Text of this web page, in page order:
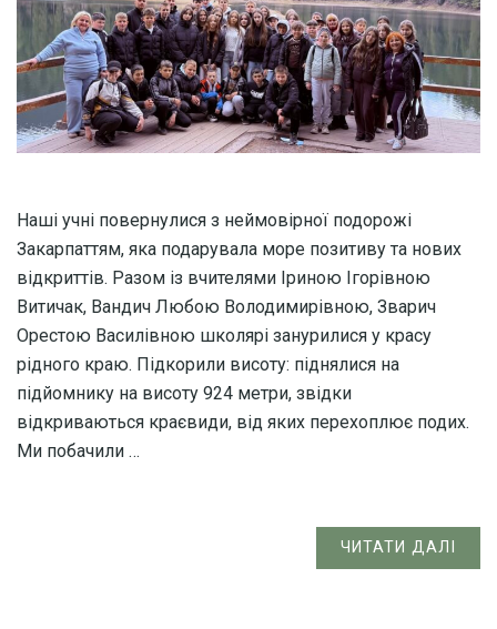
Наші учні повернулися з неймовірної подорожі
Закарпаттям, яка подарувала море позитиву та нових
відкриттів. Разом із вчителями Іриною Ігорівною
Витичак, Вандич Любою Володимирівною, Зварич
Орестою Василівною школярі занурилися у красу
рідного краю. Підкорили висоту: піднялися на
підйомнику на висоту 924 метри, звідки
відкриваються краєвиди, від яких перехоплює подих.
Ми побачили …
ЧИТАТИ ДАЛІ